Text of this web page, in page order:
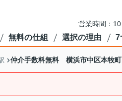
営業時間：
無料の仕組 選択の理由 7
仲介手数料無料 横浜市中区本牧